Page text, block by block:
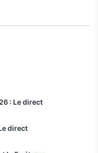
: Le direct
direct